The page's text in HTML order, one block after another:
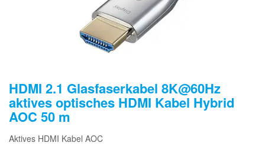
HDMI 2.1 Glasfaserkabel 8K@60Hz
aktives optisches HDMI Kabel Hybrid
AOC 50 m
Aktives HDMI Kabel AOC